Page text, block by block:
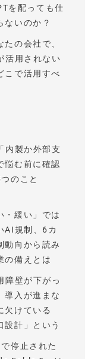
を配っても仕
ないのか？
たの会社で、
活用されない
こで活用すべ
内製か外部支
悩む前に確認
のこと
・緩い」では
AI規制、6カ
動向から読み
の備えとは
障壁が下がっ
導入が進まな
欠けている
設計」という
停止された